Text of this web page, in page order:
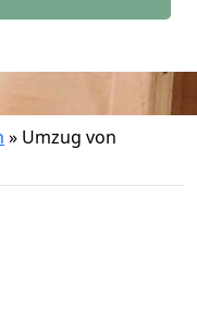
» Umzug von